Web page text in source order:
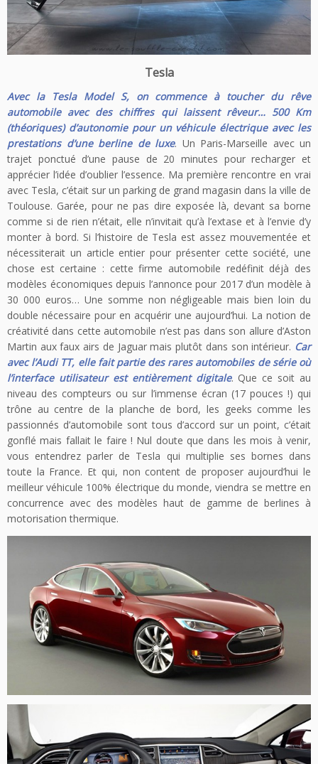
Tesla
Avec la Tesla Model S, on commence à toucher du rêve
automobile avec des chiffres qui laissent rêveur… 500 Km
(théoriques) d’autonomie pour un véhicule électrique avec les
prestations d’une berline de luxe. Un Paris-Marseille avec un
trajet ponctué d’une pause de 20 minutes pour recharger et
apprécier l’idée d’oublier l’essence. Ma première rencontre en vrai
avec Tesla, c’était sur un parking de grand magasin dans la ville de
Toulouse. Garée, pour ne pas dire exposée là, devant sa borne
comme si de rien n’était, elle n’invitait qu’à l’extase et à l’envie d’y
monter à bord. Si l’histoire de Tesla est assez mouvementée et
nécessiterait un article entier pour présenter cette société, une
chose est certaine : cette firme automobile redéfinit déjà des
modèles économiques depuis l’annonce pour 2017 d’un modèle à
30 000 euros… Une somme non négligeable mais bien loin du
double nécessaire pour en acquérir une aujourd’hui. La notion de
créativité dans cette automobile n’est pas dans son allure d’Aston
Martin aux faux airs de Jaguar mais plutôt dans son intérieur. Car
avec l’Audi TT, elle fait partie des rares automobiles de série où
l’interface utilisateur est entièrement digitale. Que ce soit au
niveau des compteurs ou sur l’immense écran (17 pouces !) qui
trône au centre de la planche de bord, les geeks comme les
passionnés d’automobile sont tous d’accord sur un point, c’était
gonflé mais fallait le faire ! Nul doute que dans les mois à venir,
vous entendrez parler de Tesla qui multiplie ses bornes dans
toute la France. Et qui, non content de proposer aujourd’hui le
meilleur véhicule 100% électrique du monde, viendra se mettre en
concurrence avec des modèles haut de gamme de berlines à
motorisation thermique.